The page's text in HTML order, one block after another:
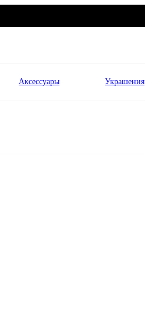
Аксессуары Украшения